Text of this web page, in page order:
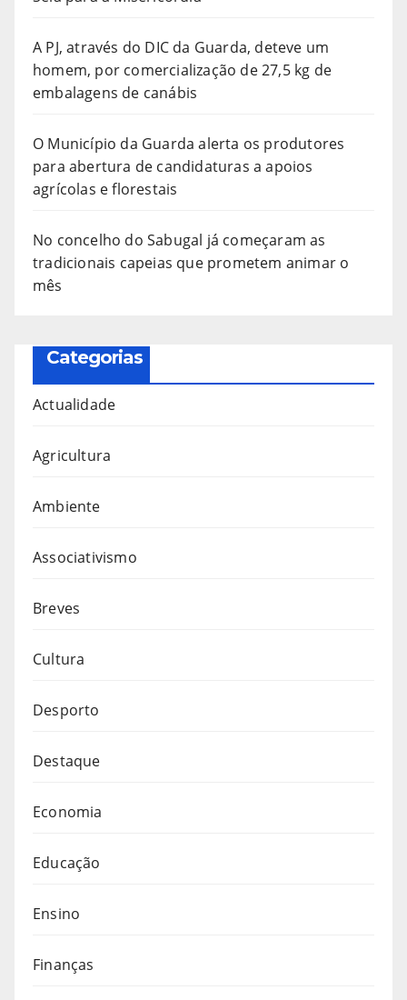
A PJ, através do DIC da Guarda, deteve um
homem, por comercialização de 27,5 kg de
embalagens de canábis
O Município da Guarda alerta os produtores
para abertura de candidaturas a apoios
agrícolas e florestais
No concelho do Sabugal já começaram as
tradicionais capeias que prometem animar o
mês
Categorias
Actualidade
Agricultura
Ambiente
Associativismo
Breves
Cultura
Desporto
Destaque
Economia
Educação
Ensino
Finanças